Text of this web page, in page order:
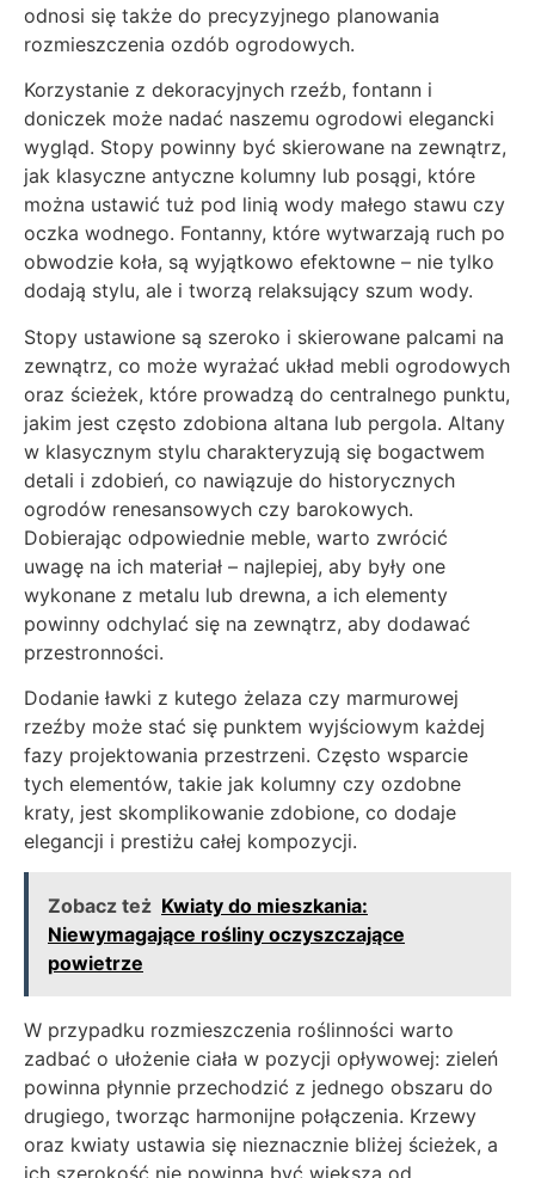
odnosi się także do precyzyjnego planowania
rozmieszczenia ozdób ogrodowych.
Korzystanie z dekoracyjnych rzeźb, fontann i
doniczek może nadać naszemu ogrodowi elegancki
wygląd. Stopy powinny być skierowane na zewnątrz,
jak klasyczne antyczne kolumny lub posągi, które
można ustawić tuż pod linią wody małego stawu czy
oczka wodnego. Fontanny, które wytwarzają ruch po
obwodzie koła, są wyjątkowo efektowne – nie tylko
dodają stylu, ale i tworzą relaksujący szum wody.
Stopy ustawione są szeroko i skierowane palcami na
zewnątrz, co może wyrażać układ mebli ogrodowych
oraz ścieżek, które prowadzą do centralnego punktu,
jakim jest często zdobiona altana lub pergola. Altany
w klasycznym stylu charakteryzują się bogactwem
detali i zdobień, co nawiązuje do historycznych
ogrodów renesansowych czy barokowych.
Dobierając odpowiednie meble, warto zwrócić
uwagę na ich materiał – najlepiej, aby były one
wykonane z metalu lub drewna, a ich elementy
powinny odchylać się na zewnątrz, aby dodawać
przestronności.
Dodanie ławki z kutego żelaza czy marmurowej
rzeźby może stać się punktem wyjściowym każdej
fazy projektowania przestrzeni. Często wsparcie
tych elementów, takie jak kolumny czy ozdobne
kraty, jest skomplikowanie zdobione, co dodaje
elegancji i prestiżu całej kompozycji.
Zobacz też Kwiaty do mieszkania:
Niewymagające rośliny oczyszczające
powietrze
W przypadku rozmieszczenia roślinności warto
zadbać o ułożenie ciała w pozycji opływowej: zieleń
powinna płynnie przechodzić z jednego obszaru do
drugiego, tworząc harmonijne połączenia. Krzewy
oraz kwiaty ustawia się nieznacznie bliżej ścieżek, a